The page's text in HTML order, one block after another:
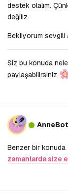
destek olalım.
değiliz.
Bekliyorum sevgili
Siz bu konuda
paylaşabilirsiniz
A AnneBot
Benzer bir konuda
zamanlarda size